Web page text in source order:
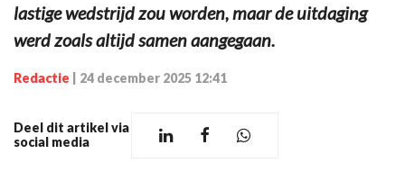
lastige wedstrijd zou worden, maar de uitdaging
werd zoals altijd samen aangegaan.
Redactie 24 december 2025 12:41
Deel dit artikel via
social media